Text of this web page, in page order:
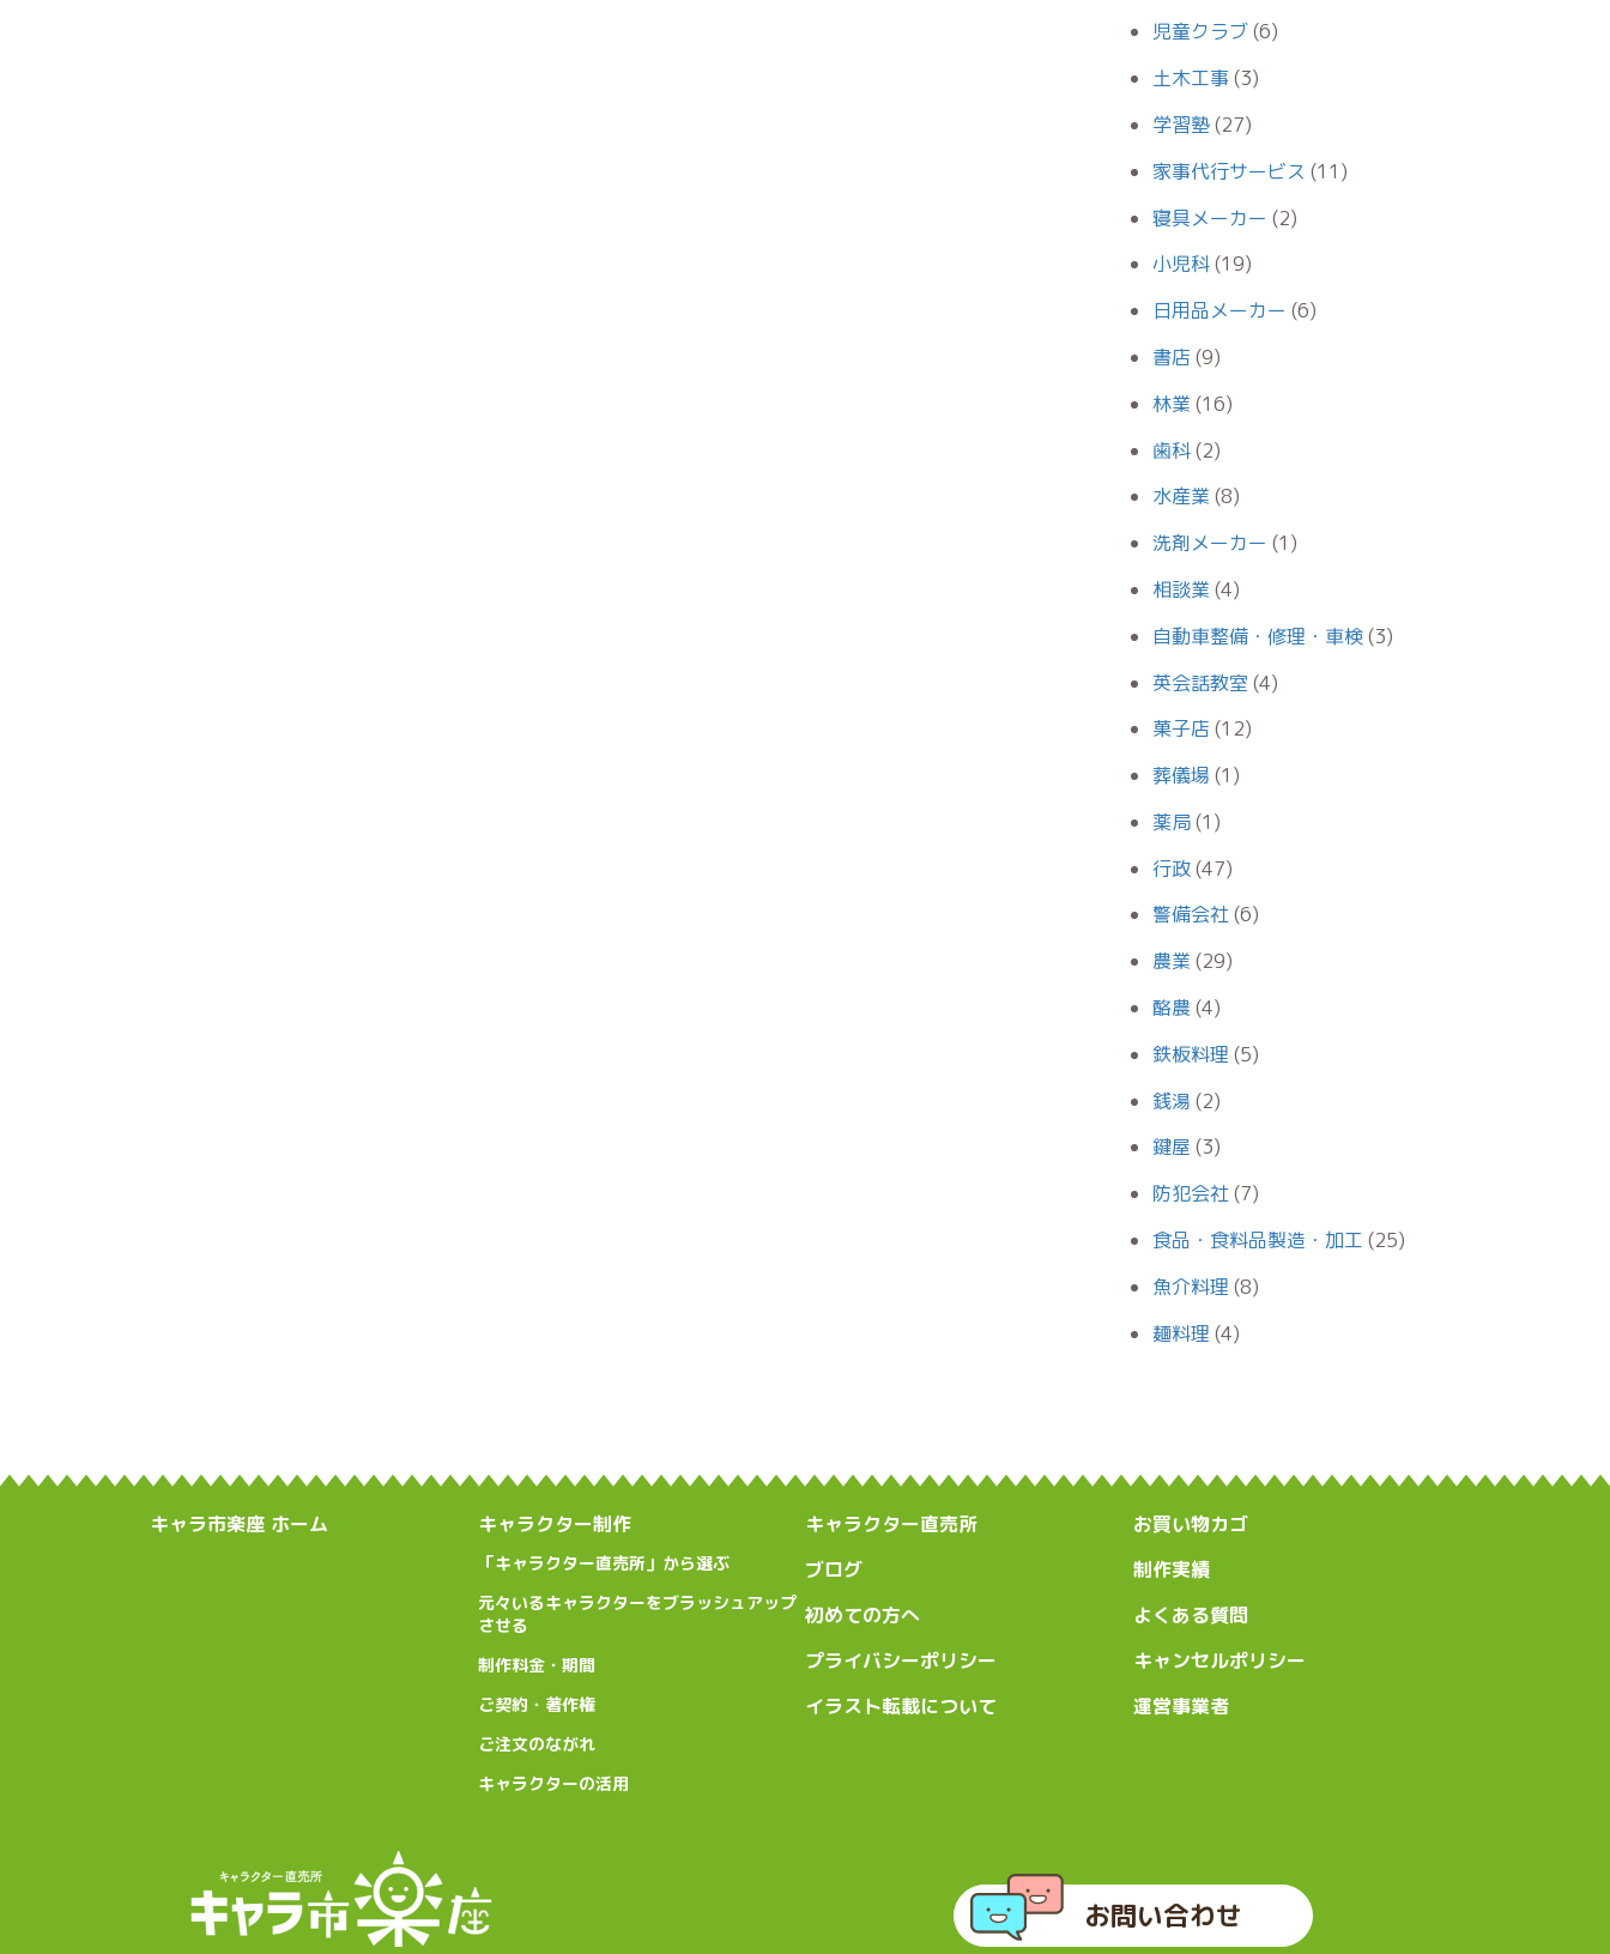
児童クラブ(6)
土木工事 (3)
学習塾(27)
家事代行サービス (11)
寝具メーカー (2)
小児科(19)
日用品メーカー (6)
書店 (9)
林業 (16)
歯科(2)
水産業 (8)
洗剤メーカー (1)
相談業 (4)
自動車整備・修理・車検(3)
英会話教室 (4)
菓子店 (12)
葬儀場 (1)
薬局(1)
行政(47)
警備会社(6)
農業 (29)
酪農 (4)
鉄板料理 (5)
銭湯 (2)
鍵屋 (3)
防犯会社(7)
食品・食料品製造・加工 (25)
魚介料理 (8)
麺料理 (4)
キャラ市楽座 ホーム キャラクター制作
「キャラクター直売所」から選ぶ
元々いるキャラクターをブラッシュアップ
させる
制作料金・期間
ご契約・著作権
ご注文のながれ
キャラクターの活用
キャラクター直売所
お買い物カゴ
ブログ
制作実績
初めての方へ
よくある質問
プライバシーポリシー
キャンセルポリシー
イラスト転載について
運営事業者
お問い合わせ